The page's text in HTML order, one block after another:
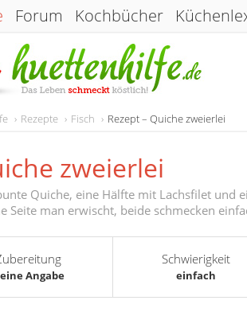
Forum Kochbücher
Rezepte Fisch Rezept – Quiche zweierlei
zweierlei
Quiche, eine Hälfte mit Lachsfilet und
Seite man erwischt, beide schmecken
Angabe
Schwierigkeit
einfach